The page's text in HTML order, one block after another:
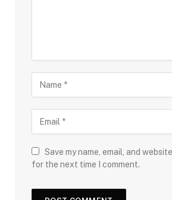
Save my name, email, and
for the next time I comment.